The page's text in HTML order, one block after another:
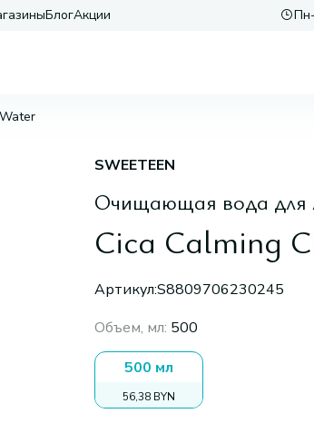
БлогАкции
SWEETEEN
Очищающая вода для
Cica Calming
Артикул:S8809706230245
Объем, мл: 500
500 мл
56,38 BYN